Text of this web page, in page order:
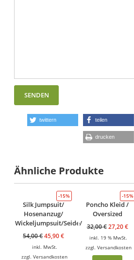
twittern teilen
drucken
Ähnliche Produkte
-15%
Silk Jumpsuit/
Hosenanzug/
Wickeljumpsuit/Seide/
54,00€45,90€
inkl. MwSt.
zzgl.Versandkosten
-15%
Poncho Kleid /
Oversized
32,00€ 27,20€
inkl. 19 % MwSt.
zzgl. Versandkosten